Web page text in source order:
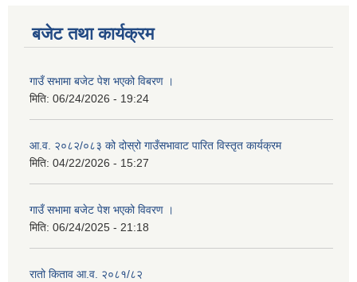
बजेट तथा कार्यक्रम
गाउँ सभामा बजेट पेश भएको विबरण ।
मिति: 06/24/2026 - 19:24
आ.व. २०८२/०८३ को दोस्रो गाउँसभावाट पारित विस्तृत कार्यक्रम
मिति: 04/22/2026 - 15:27
गाउँ सभामा बजेट पेश भएको विवरण ।
मिति: 06/24/2025 - 21:18
रातो किताव आ.व. २०८१/८२